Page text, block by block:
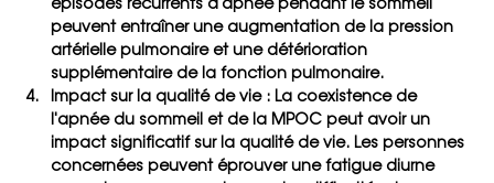
peuvent entraîner une augmentation de la pression
artérielle pulmonaire et une détérioration
supplémentaire de la fonction pulmonaire.
Impact sur la qualité de vie : La coexistence de
l'apnée du sommeil et de la MPOC peut avoir un
impact significatif sur la qualité de vie. Les personnes
concernées peuvent éprouver une fatigue diurne